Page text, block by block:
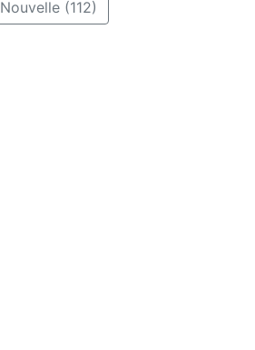
Nouvelle (112)